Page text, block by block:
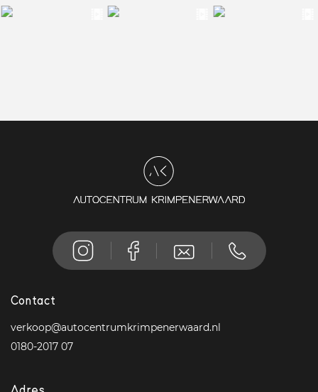
Contact
verkoop@autocentrumkrimpenerwaard.nl
0180-2017 07